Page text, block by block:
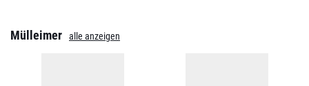
Mülleimer alle anzeigen